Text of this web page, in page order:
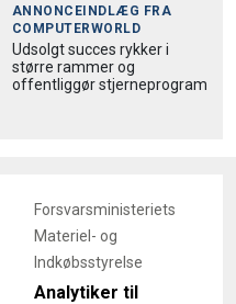
ANNONCEINDLÆG FRA
COMPUTERWORLD
Udsolgt succes rykker i
større rammer og
offentliggør stjerneprogram
Forsvarsministeriets
Materiel- og
Indkøbsstyrelse
Analytiker til